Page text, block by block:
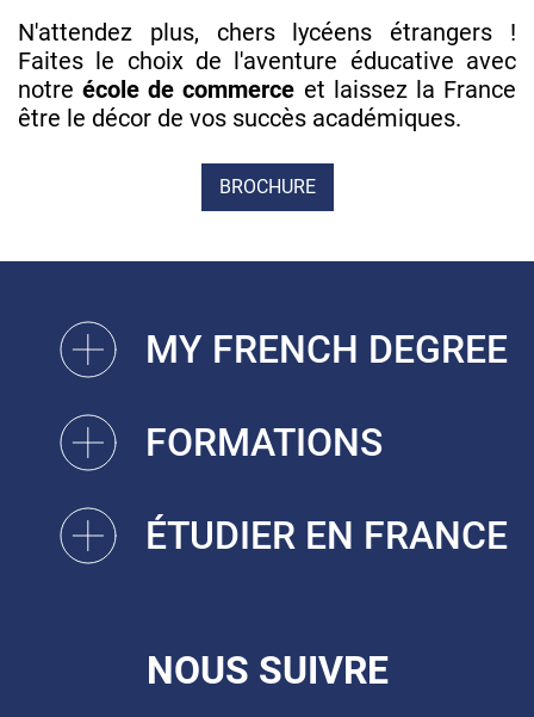
N'attendez plus, chers lycéens étrangers !
Faites le choix de l'aventure éducative avec
notre école de commerce et laissez la France
être le décor de vos succès académiques.
BROCHURE
MY FRENCH DEGREE
FORMATIONS
ÉTUDIER EN FRANCE
NOUS SUIVRE